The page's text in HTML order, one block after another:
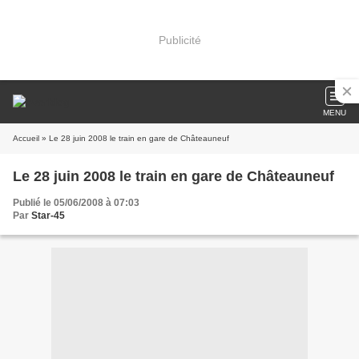
Publicité
MENU
Accueil » Le 28 juin 2008 le train en gare de Châteauneuf
Le 28 juin 2008 le train en gare de Châteauneuf
Publié le 05/06/2008 à 07:03
Par Star-45